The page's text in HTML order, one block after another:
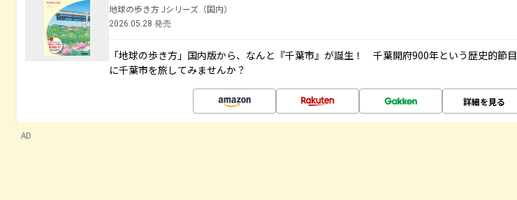
地球の歩き方 Jシリーズ（国内）
2026.05.28 発売
「地球の歩き方」国内版から、なんと『千葉市』が誕生！ 千葉開府900年という歴史的節目
に千葉市を旅してみませんか？
詳細を見る
AD